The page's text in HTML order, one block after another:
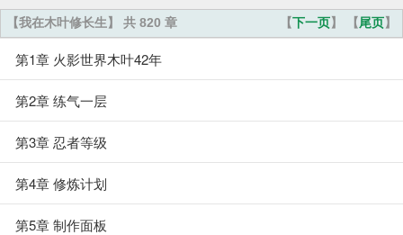
【下一页】 【尾页】
【我在木叶修长生】 共 820 章
第1章 火影世界木叶42年
第2章 练气一层
第3章 忍者等级
第4章 修炼计划
第5章 制作面板